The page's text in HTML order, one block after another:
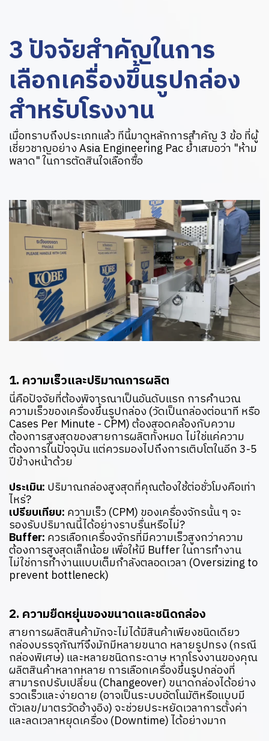
3 ปัจจัยสำคัญในการ
เลือกเครื่องขึ้นรูปกล่อง
สำหรับโรงงาน
เมื่อทราบถึงประเภทแล้ว ทีนี้มาดูหลักการสำคัญ 3 ข้อ ที่ผู้
เชี่ยวชาญอย่าง Asia Engineering Pac ย้ำเสมอว่า "ห้าม
พลาด" ในการตัดสินใจเลือกซื้อ
1. ความเร็วและปริมาณการผลิต
นี่คือปัจจัยที่ต้องพิจารณาเป็นอันดับแรก การคำนวณ
ความเร็วของเครื่องขึ้นรูปกล่อง (วัดเป็นกล่องต่อนาที หรือ
Cases Per Minute - CPM) ต้องสอดคล้องกับความ
ต้องการสูงสุดของสายการผลิตทั้งหมด ไม่ใช่แค่ความ
ต้องการในปัจจุบัน แต่ควรมองไปถึงการเติบโตในอีก 3-5
ปีข้างหน้าด้วย
ประเมิน: ปริมาณกล่องสูงสุดที่คุณต้องใช้ต่อชั่วโมงคือเท่า
ไหร่?
เปรียบเทียบ: ความเร็ว (CPM) ของเครื่องจักรนั้น ๆ จะ
รองรับปริมาณนี้ได้อย่างราบรื่นหรือไม่?
Buffer: ควรเลือกเครื่องจักรที่มีความเร็วสูงกว่าความ
ต้องการสูงสุดเล็กน้อย เพื่อให้มี Buffer ในการทำงาน
ไม่ใช่การทำงานแบบเต็มกำลังตลอดเวลา (Oversizing to
prevent bottleneck)
2. ความยืดหยุ่นของขนาดและชนิดกล่อง
สายการผลิตสินค้ามักจะไม่ได้มีสินค้าเพียงชนิดเดียว
กล่องบรรจุภัณฑ์จึงมักมีหลายขนาด หลายรูปทรง (กรณี
กล่องพิเศษ) และหลายชนิดกระดาษ หากโรงงานของคุณ
ผลิตสินค้าหลากหลาย การเลือกเครื่องขึ้นรูปกล่องที่
สามารถปรับเปลี่ยน (Changeover) ขนาดกล่องได้อย่าง
รวดเร็วและง่ายดาย (อาจเป็นระบบอัตโนมัติหรือแบบมี
ตัวเลข/มาตรวัดอ้างอิง) จะช่วยประหยัดเวลาการตั้งค่า
และลดเวลาหยุดเครื่อง (Downtime) ได้อย่างมาก